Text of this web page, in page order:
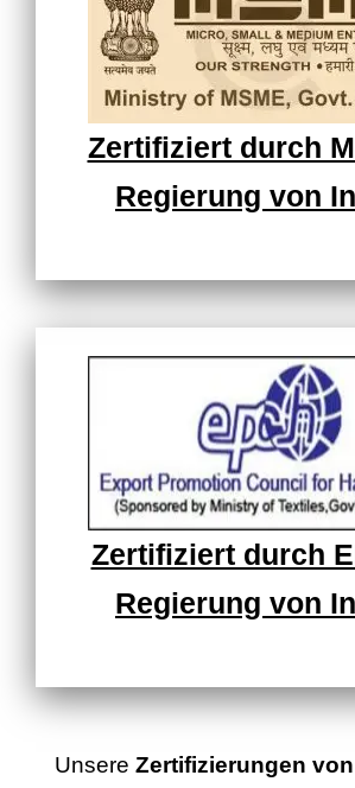
Zertifiziert durch
Regierung von
Zertifiziert durch
Regierung von
Unsere Zertifizierungen von